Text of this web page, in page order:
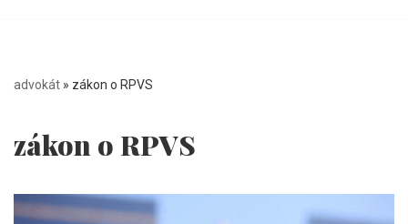
advokát » zákon o RPVS
zákon o RPVS